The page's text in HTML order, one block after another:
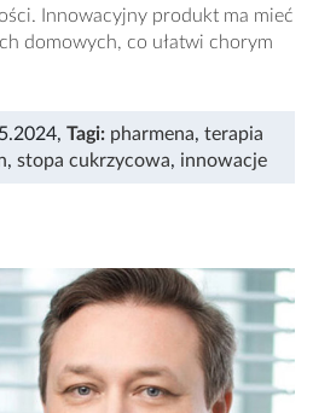
Innowacyjny produkt ma mieć
domowych, co ułatwi chorym
, Tagi: pharmena, terapia
, stopa cukrzycowa, innowacje